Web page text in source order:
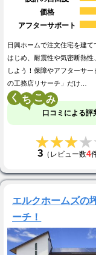
価格
アフターサポート
日興ホームで注文住宅を建
はじめ、耐震性や気密断熱
しよう！保障やアフターサ
の工務店リサーチ」だけ…
く こ
口コミによる評
3（レビュー数4
エルクホームズの
ーチ！